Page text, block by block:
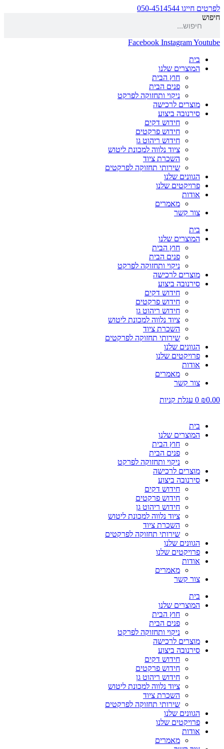
לפרטים חייגו 050-4514544
חיפוש
Facebook InstagramYoutube
בית
המוצרים שלנו
חוץ הבית
פנים הבית
ניקוי ותחזוקה לפרקט
מוצרים לרכישה
סירנובה ביצוע
חידוש דקים
חידוש פרקטים
חידוש ריהוט גן
ציוד נלווה למכונת ליטוש
השכרת ציוד
שירותי תחזוקה לפרקטים
הגוונים שלנו
פרויקטים שלנו
אודות
מאמרים
צור קשר
בית
המוצרים שלנו
חוץ הבית
פנים הבית
ניקוי ותחזוקה לפרקט
מוצרים לרכישה
סירנובה ביצוע
חידוש דקים
חידוש פרקטים
חידוש ריהוט גן
ציוד נלווה למכונת ליטוש
השכרת ציוד
שירותי תחזוקה לפרקטים
הגוונים שלנו
פרויקטים שלנו
אודות
מאמרים
צור קשר
₪0.00
0 עגלת קניות
בית
המוצרים שלנו
חוץ הבית
פנים הבית
ניקוי ותחזוקה לפרקט
מוצרים לרכישה
סירנובה ביצוע
חידוש דקים
חידוש פרקטים
חידוש ריהוט גן
ציוד נלווה למכונת ליטוש
השכרת ציוד
שירותי תחזוקה לפרקטים
הגוונים שלנו
פרויקטים שלנו
אודות
מאמרים
צור קשר
בית
המוצרים שלנו
חוץ הבית
פנים הבית
ניקוי ותחזוקה לפרקט
מוצרים לרכישה
סירנובה ביצוע
חידוש דקים
חידוש פרקטים
חידוש ריהוט גן
ציוד נלווה למכונת ליטוש
השכרת ציוד
שירותי תחזוקה לפרקטים
הגוונים שלנו
פרויקטים שלנו
אודות
מאמרים